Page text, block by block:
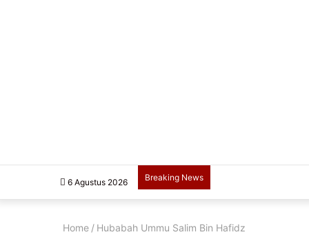
6 Agustus 2026 Breaking News
Home / Hubabah Ummu Salim Bin Hafidz